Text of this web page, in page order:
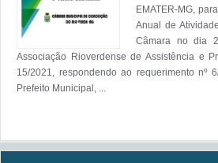
EMATER-MG,
Anual de
Câmara no dia
Associação Rioverdense de Assistência e
15/2021, respondendo ao requerimento nº
Prefeito Municipal, ...